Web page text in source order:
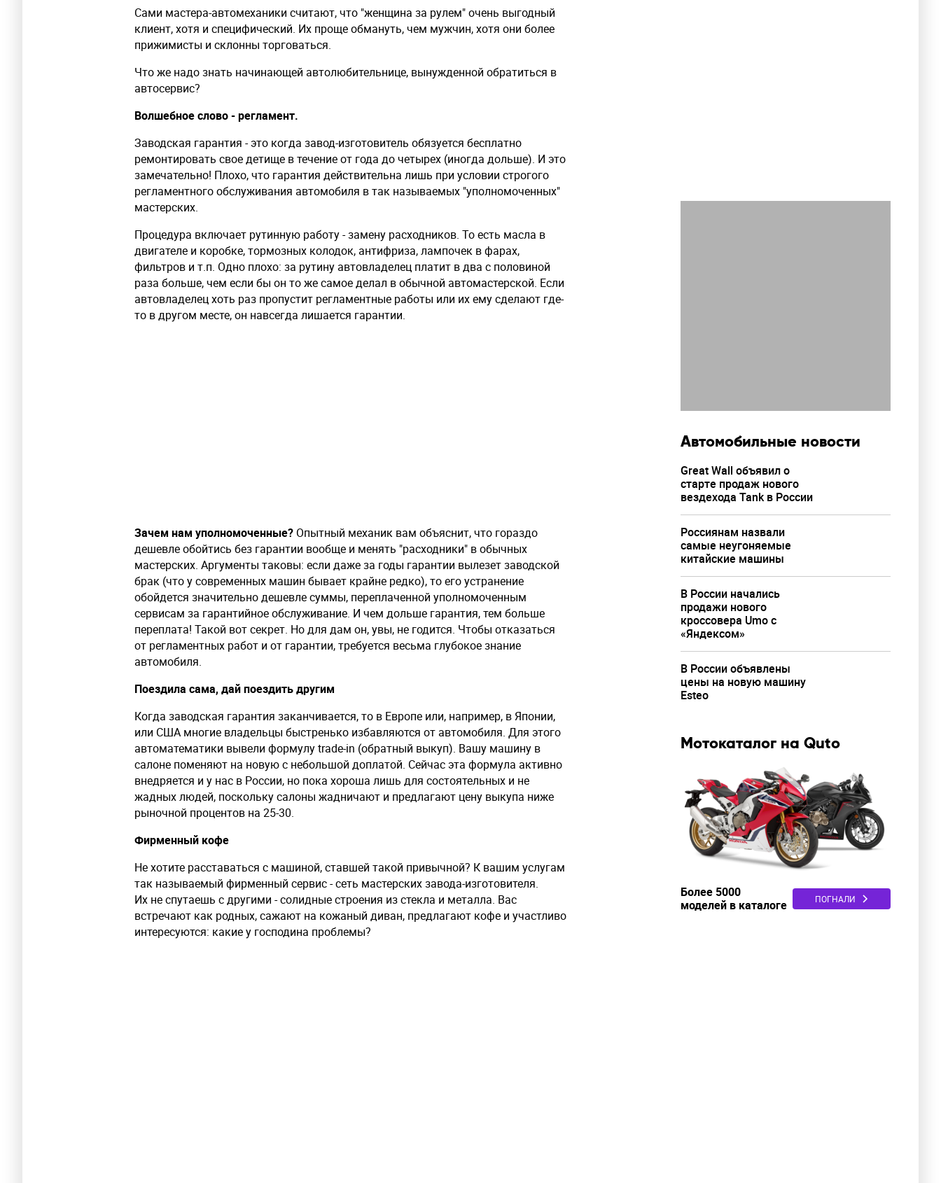
Сами мастера-автомеханики считают, что "женщина за рулем" очень выгодный
клиент, хотя и специфический. Их проще обмануть, чем мужчин, хотя они более
прижимисты и склонны торговаться.
Что же надо знать начинающей автолюбительнице, вынужденной обратиться в
автосервис?
Волшебное слово - регламент.
Заводская гарантия - это когда завод-изготовитель обязуется бесплатно
ремонтировать свое детище в течение от года до четырех (иногда дольше). И это
замечательно! Плохо, что гарантия действительна лишь при условии строгого
регламентного обслуживания автомобиля в так называемых "уполномоченных"
мастерских.
Процедура включает рутинную работу - замену расходников. То есть масла в
двигателе и коробке, тормозных колодок, антифриза, лампочек в фарах,
фильтров и т.п. Одно плохо: за рутину автовладелец платит в два с половиной
раза больше, чем если бы он то же самое делал в обычной автомастерской. Если
автовладелец хоть раз пропустит регламентные работы или их ему сделают где-
то в другом месте, он навсегда лишается гарантии.
Зачем нам уполномоченные? Опытный механик вам объяснит, что гораздо
дешевле обойтись без гарантии вообще и менять "расходники" в обычных
мастерских. Аргументы таковы: если даже за годы гарантии вылезет заводской
брак (что у современных машин бывает крайне редко), то его устранение
обойдется значительно дешевле суммы, переплаченной уполномоченным
сервисам за гарантийное обслуживание. И чем дольше гарантия, тем больше
переплата! Такой вот секрет. Но для дам он, увы, не годится. Чтобы отказаться
от регламентных работ и от гарантии, требуется весьма глубокое знание
автомобиля.
Поездила сама, дай поездить другим
Когда заводская гарантия заканчивается, то в Европе или, например, в Японии,
или США многие владельцы быстренько избавляются от автомобиля. Для этого
автоматематики вывели формулу trade-in (обратный выкуп). Вашу машину в
салоне поменяют на новую с небольшой доплатой. Сейчас эта формула активно
внедряется и у нас в России, но пока хороша лишь для состоятельных и не
жадных людей, поскольку салоны жадничают и предлагают цену выкупа ниже
рыночной процентов на 25-30.
Фирменный кофе
Не хотите расставаться с машиной, ставшей такой привычной? К вашим услугам
так называемый фирменный сервис - сеть мастерских завода-изготовителя.
Их не спутаешь с другими - солидные строения из стекла и металла. Вас
встречают как родных, сажают на кожаный диван, предлагают кофе и участливо
интересуются: какие у господина проблемы?
Автомобильные новости
Great Wall объявил о
старте продаж нового
вездехода Tank в России
Россиянам назвали
самые неугоняемые
китайские машины
В России начались
продажи нового
кроссовера Umo с
«Яндексом»
В России объявлены
цены на новую машину
Esteo
Мотокаталог на Quto
Более 5000
моделей в каталоге
ПОГНАЛИ